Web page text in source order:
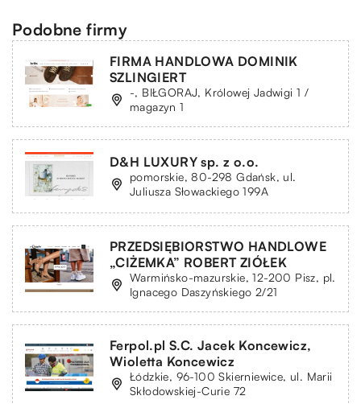
Podobne firmy
FIRMA HANDLOWA DOMINIK
SZLINGIERT
-, BIŁGORAJ, Królowej Jadwigi 1 /
magazyn 1
D&H LUXURY sp. z o.o.
pomorskie, 80-298 Gdańsk, ul.
Juliusza Słowackiego 199A
PRZEDSIĘBIORSTWO HANDLOWE
„CIŻEMKA” ROBERT ZIÓŁEK
Warmińsko-mazurskie, 12-200 Pisz, pl.
Ignacego Daszyńskiego 2/21
Ferpol.pl S.C. Jacek Koncewicz,
Wioletta Koncewicz
Łódzkie, 96-100 Skierniewice, ul. Marii
Skłodowskiej-Curie 72